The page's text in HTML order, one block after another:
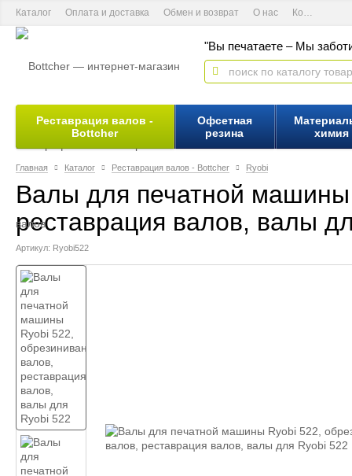
Каталог Оплата и доставка Обмен и возврат О нас Контактная информация
"Вы печатаете – Мы
Реставрация валов -
Bottcher
Офсетная
резина
химия
Главная Каталог Реставрация валов - Bottcher Ryobi
Валы для печатной
реставрация валов, валы
Артикул: Ryobi522